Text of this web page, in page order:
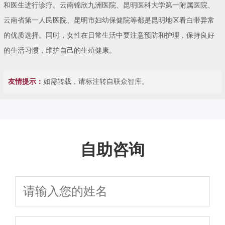
和医生进行诊疗。云南锦欣九洲医院、昆明医科大学第一附属医院、
云南省第一人民医院、昆明市妇幼保健院等都是昆明地区看白带异常
的优质选择。同时，女性在日常生活中要注意预防和护理，保持良好
的生活习惯，维护自己的生殖健康。
友情提示： 如需转载，请标注转自联众智库。
自助咨询